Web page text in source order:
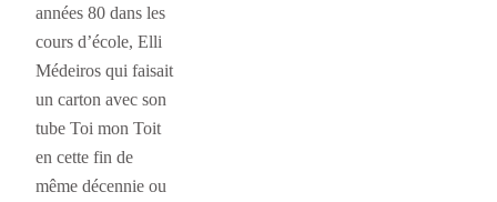
années 80 dans les
cours d’école, Elli
Médeiros qui faisait
un carton avec son
tube Toi mon Toit
en cette fin de
même décennie ou